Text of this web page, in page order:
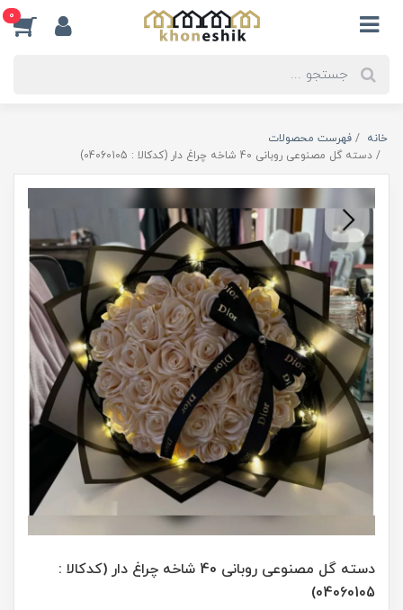
0
خانه
فهرست محصولات
دسته گل مصنوعی روبانی 40 شاخه چراغ دار (کدکالا : 04060105)
دسته گل مصنوعی روبانی 40 شاخه چراغ دار (کدکالا :
04060105)